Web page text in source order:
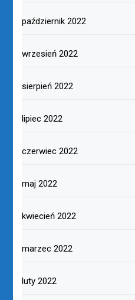
październik 2022
wrzesień 2022
sierpień 2022
lipiec 2022
czerwiec 2022
maj 2022
kwiecień 2022
marzec 2022
luty 2022